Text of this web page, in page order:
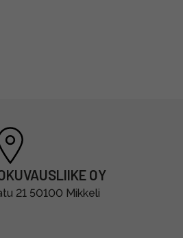
OY
21 50100 Mikkeli